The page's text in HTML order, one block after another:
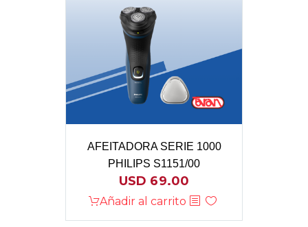
AFEITADORA SERIE 1000
PHILIPS S1151/00
USD 69.00
Añadir al carrito